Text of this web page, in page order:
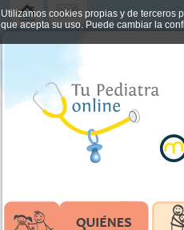
Utilizamos cookies propias y de terceros
que acepta su uso. Puede cambiar la